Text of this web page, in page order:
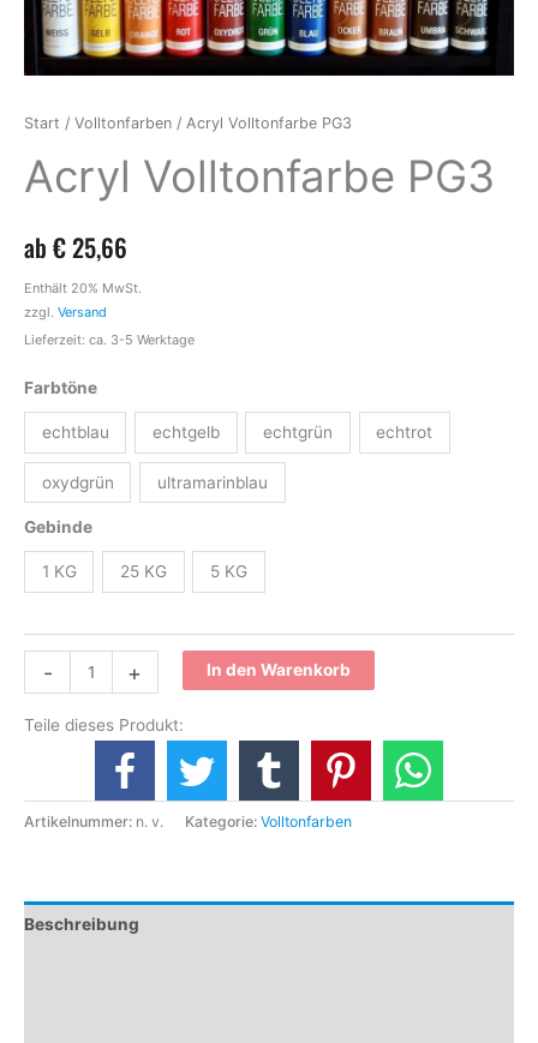
Start / Volltonfarben / Acryl Volltonfarbe PG3
Acryl Volltonfarbe PG3
ab €25,66
Enthält 20% MwSt.
zzgl. Versand
Lieferzeit: ca. 3-5 Werktage
Farbtöne
echtblau echtgelb echtgrün echtrot
oxydgrün ultramarinblau
Gebinde
1 KG 25 KG 5 KG
- + In den Warenkorb
Teile dieses Produkt:
Artikelnummer: n. v. Kategorie: Volltonfarben
Beschreibung